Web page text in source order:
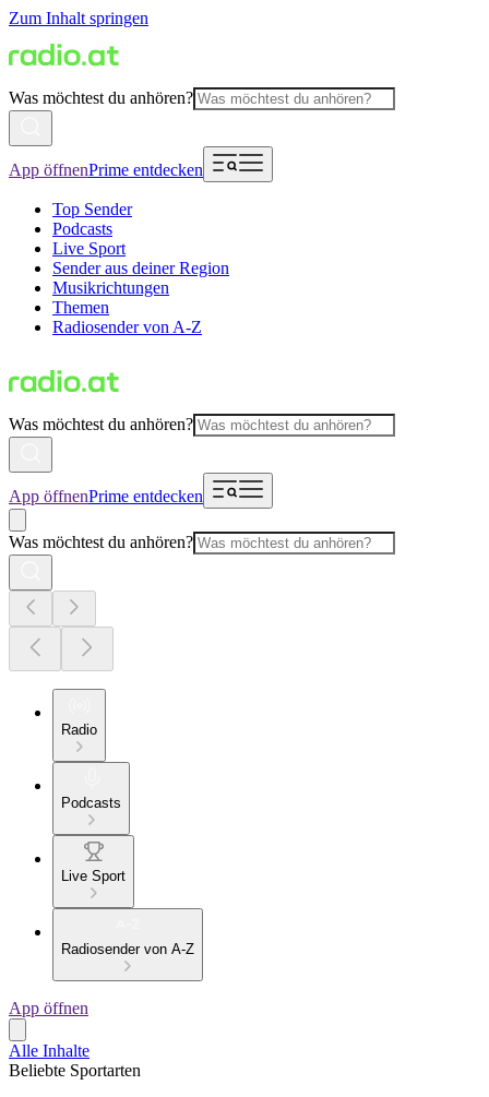
Zum Inhalt springen
Was möchtest du anhören?
App öffnenPrime entdecken
Top Sender
Podcasts
Live Sport
Sender aus deiner Region
Musikrichtungen
Themen
Radiosender von A-Z
Was möchtest du anhören?
App öffnenPrime entdecken
Was möchtest du anhören?
Radio
Podcasts
Live Sport
Radiosender von A-Z
App öffnen
Alle Inhalte
Beliebte Sportarten